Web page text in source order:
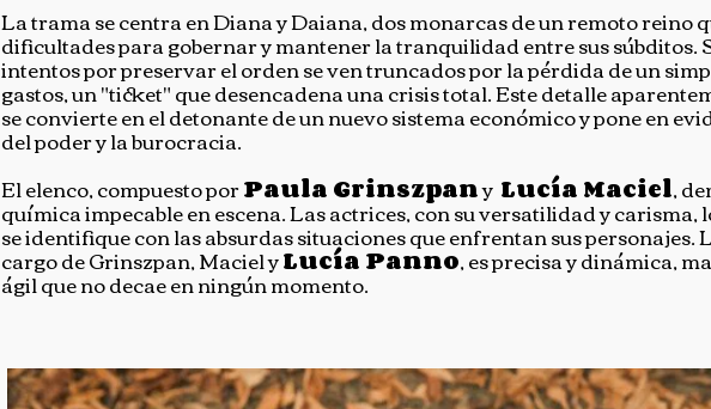
La trama se centra en Diana y Daiana, dos monarcas de un remoto reino
dificultades para gobernar y mantener la tranquilidad entre sus súbditos.
intentos por preservar el orden se ven truncados por la pérdida de un
gastos, un "ticket" que desencadena una crisis total. Este detalle
se convierte en el detonante de un nuevo sistema económico y pone en
del poder y la burocracia.
El elenco, compuesto porPaula Grinszpany Lucía Maciel,
química impecable en escena. Las actrices, con su versatilidad y carisma,
se identifique con las absurdas situaciones que enfrentan sus personajes.
cargo de Grinszpan, Maciel yLucía Panno, es precisa y dinámica,
ágil que no decae en ningún momento.